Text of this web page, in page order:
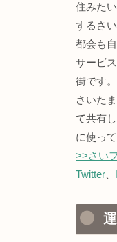
住みた
するさい
都会も
サービ
街です。
さいた
て共有
に使っ
>>さい
Twitter